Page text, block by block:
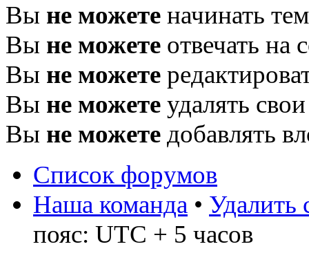
Вы не можете начинать
Вы не можете отвечать на
Вы не можете
Вы не можете удалять
Вы не можете добавлять
Список форумов
Наша команда • Удалить
пояс: UTC + 5 часов